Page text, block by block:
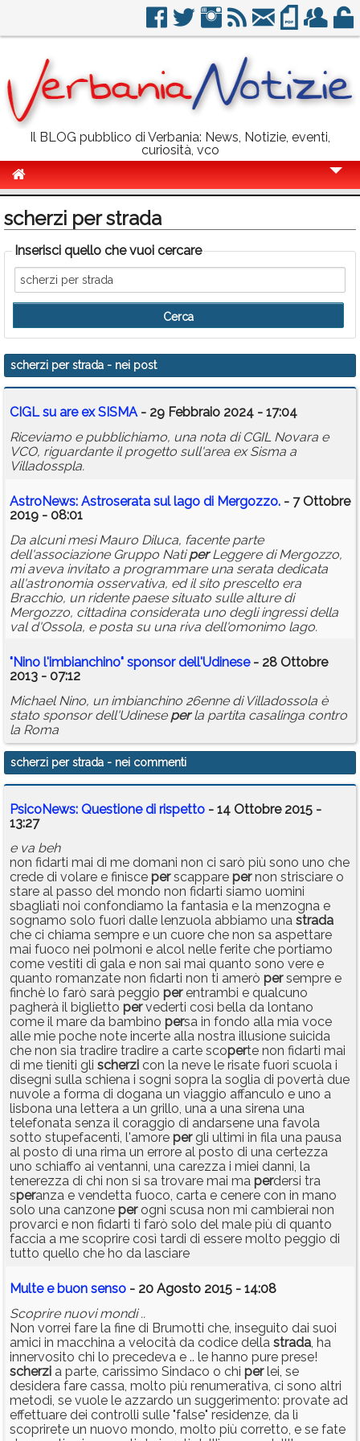
Il BLOG pubblico di Verbania: News, Notizie, eventi,
curiosità, vco
Politica
Sport
Eventi
Info Utili
Rubriche
Calendario
Annunci
scherzi per strada
Inserisci quello che vuoi cercare
scherzi per strada - nei post
CIGL su are ex SISMA- 29 Febbraio 2024 - 17:04
Riceviamo e pubblichiamo, una nota di CGIL Novara e
VCO, riguardante il progetto sull'area ex Sisma a
Villadosspla.
AstroNews: Astroserata sul lago di Mergozzo. - 7 Ottobre
2019 - 08:01
Da alcuni mesi Mauro Diluca, facente parte
dell'associazione Gruppo NatiperLeggere di Mergozzo,
mi aveva invitato a programmare una serata dedicata
all'astronomia osservativa, ed il sito prescelto era
Bracchio, un ridente paese situato sulle alture di
Mergozzo, cittadina considerata uno degli ingressi della
val d'Ossola, e posta su una riva dell'omonimo lago.
"Nino l'imbianchino" sponsor dell'Udinese- 28 Ottobre
2013 - 07:12
Michael Nino, un imbianchino 26enne di Villadossola è
stato sponsor dell'Udinese perla partita casalinga contro
la Roma
scherzi per strada - nei commenti
PsicoNews: Questione di rispetto - 14 Ottobre 2015 -
13:27
e va beh
non fidarti mai di me domani non ci sarò più sono uno che
crede di volare e finisce perscappare pernon strisciare o
stare al passo del mondo non fidarti siamo uomini
sbagliati noi confondiamo la fantasia e la menzogna e
sognamo solo fuori dalle lenzuola abbiamo una strada
che ci chiama sempre e un cuore che non sa aspettare
mai fuoco nei polmoni e alcol nelle ferite che portiamo
come vestiti di gala e non sai mai quanto sono vere e
quanto romanzate non fidarti non ti amerò persempre e
finchè lo farò sarà peggio perentrambi e qualcuno
pagherà il biglietto pervederti così bella da lontano
come il mare da bambino persa in fondo alla mia voce
alle mie poche note incerte alla nostra illusione suicida
che non sia tradire tradire a carte scoperte non fidarti mai
di me tieniti gli scherzi con la neve le risate fuori scuola i
disegni sulla schiena i sogni sopra la soglia di povertà due
nuvole a forma di dogana un viaggio affanculo e uno a
lisbona una lettera a un grillo, una a una sirena una
telefonata senza il coraggio di andarsene una favola
sotto stupefacenti, l'amore pergli ultimi in fila una pausa
al posto di una rima un errore al posto di una certezza
uno schiaffo ai ventanni, una carezza i miei danni, la
tenerezza di chi non si sa trovare mai ma perdersi tra
speranza e vendetta fuoco, carta e cenere con in mano
solo una canzone perogni scusa non mi cambierai non
provarci e non fidarti ti farò solo del male più di quanto
faccia a me scoprire così tardi di essere molto peggio di
tutto quello che ho da lasciare
Multe e buon senso - 20 Agosto 2015 - 14:08
Scoprire nuovi mondi ..
Non vorrei fare la fine di Brumotti che, inseguito dai suoi
amici in macchina a velocità da codice della strada, ha
innervosito chi lo precedeva e .. le hanno pure prese!
scherzi a parte, carissimo Sindaco o chi perlei, se
desidera fare cassa, molto più renumerativa, ci sono altri
metodi, se vuole le azzardo un suggerimento: provate ad
effettuare dei controlli sulle "false" residenze, da lì
scoprirete un nuovo mondo, molto più corretto, e se fate